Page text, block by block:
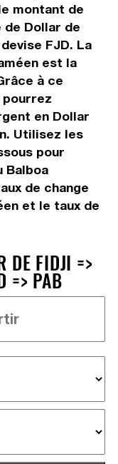
montant de
de Dollar de
FJD. La
est la
à ce
pourrez
en Dollar
Utilisez les
pour
Balboa
de change
et le taux de
DE FIDJI =>
=> PAB